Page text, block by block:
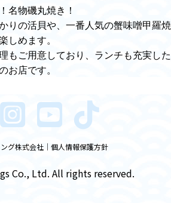
名物磯丸焼き！
りの活貝や、一番人気の蟹味噌甲羅焼
しめます。
もご用意しており、ランチも充実した
お店です。
グ株式会社 個人情報保護方針
Co., Ltd. All rights reserved.